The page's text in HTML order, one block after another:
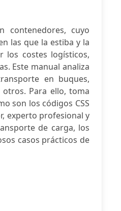
contenedores, cuyo
las que la estiba y la
los costes logísticos,
Este manual analiza
en buques,
Para ello, toma
son los códigos CSS
experto profesional y
de carga, los
casos prácticos de